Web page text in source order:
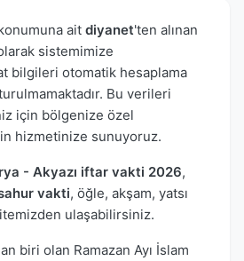
ait diyanet'ten alınan
sistemimize
bilgileri otomatik hesaplama
Bu verileri
için bölgenize özel
hizmetinize sunuyoruz.
- Akyazı iftar vakti 2026,
vakti, öğle, akşam, yatsı
ulaşabilirsiniz.
biri olan Ramazan Ayı İslam